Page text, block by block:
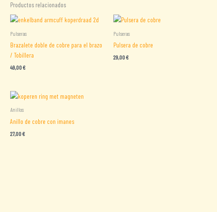
Productos relacionados
Pulseras
Brazalete doble de cobre para el brazo
/ Tobillera
49,00€
Pulseras
Pulsera de cobre
29,00€
Anillos
Anillo de cobre con imanes
27,00€